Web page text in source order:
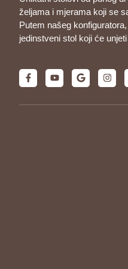
željama i mjerama koji se
Putem našeg
jedinstveni stol koji će